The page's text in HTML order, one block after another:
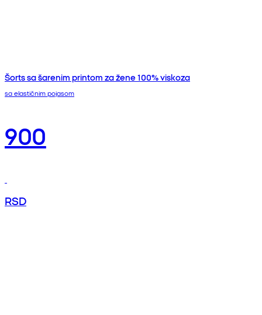
Šorts sa šarenim printom za žene 100% viskoza
sa elastičnim pojasom
900
RSD